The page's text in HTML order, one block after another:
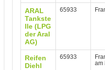
ARAL
Tankste
lle (LPG
der Aral
AG)
65933
Reifen
Diehl
65933
am